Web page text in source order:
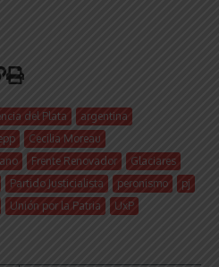
del Plata
argentina
Cecilia Moreau
Frente Renovador
Glaciares
Partido Justicialista peronismo
pj
Unión por la Patria UxP